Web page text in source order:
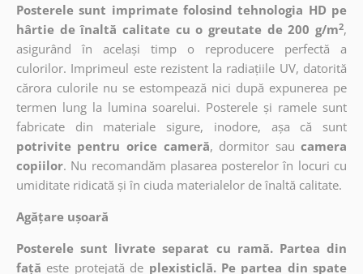
Posterele sunt imprimate folosind tehnologia HD pe
hârtie de înaltă calitate cu o greutate de 200 g/m2,
asigurând în același timp o reproducere perfectă a
culorilor. Imprimeul este rezistent la radiațiile UV, datorită
cărora culorile nu se estompează nici după expunerea pe
termen lung la lumina soarelui. Posterele și ramele sunt
fabricate din materiale sigure, inodore, așa că sunt
potrivite pentru orice cameră, dormitor sau camera
copiilor. Nu recomandăm plasarea posterelor în locuri cu
umiditate ridicată și în ciuda materialelor de înaltă calitate.
Agățare ușoară
Posterele sunt livrate separat cu ramă. Partea din
față este protejată de plexisticlă. Pe partea din spate